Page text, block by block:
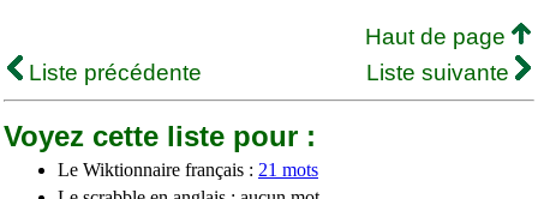
Haut de page
Liste précédente
Liste suivante
Voyez cette liste pour :
Le Wiktionnaire français : 21 mots